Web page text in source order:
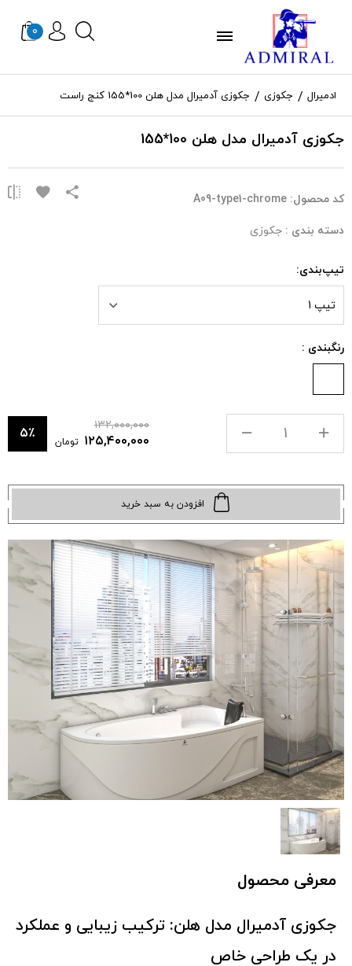
0
ادمیرال جکوزی جکوزی آدمیرال مدل هلن 100*155 کنج راست
جکوزی آدمیرال مدل هلن 100*155
کد محصول: A09-type1-chrome
دسته بندی : جکوزی
تیپ‌بندی:
تیپ 1
رنگبندی :
۱۳۲,۰۰۰,۰۰۰
۱۲۵,۴۰۰,۰۰۰ تومان ۵٪
افزودن به سبد خرید
معرفی محصول
جکوزی آدمیرال مدل هلن: ترکیب زیبایی و عملکرد
در یک طراحی خاص